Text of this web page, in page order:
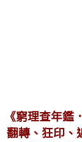
《窮理查年鑑
、狂印、近